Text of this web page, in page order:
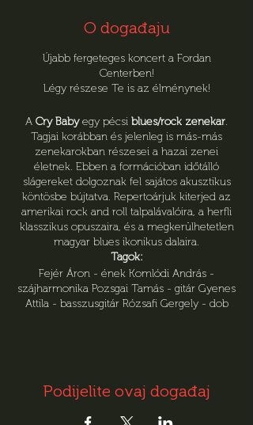
O događaju
Újabb fergeteges koncert a Fordan
Centerben!
Légy részese Te is az élménynek!
A Cry Babyegy pécsi blues/rock zenekar.
Tagjai korábban és jelenleg is más-más
zenekarokban részesei a hazai zenei
életnek. Ebben a formációban időtálló
slágereket dolgoznak fel sajátos akusztikus
köntösbe bújtatva. Repertoárjuk kiterjed az
amerikai rock and roll talpalávalóira, a herfli
klasszikus opuszaira, és a megkerülhetetlen
magyar blues ikonikus dalaira.
Tagok:
Fejér Áron - ének Komlódi András -
szájharmonika Pozsgai Tamás - gitár Gyenes
Attila - basszusgitár Rózsafi Gergely - dob
Podijelite ovaj događaj